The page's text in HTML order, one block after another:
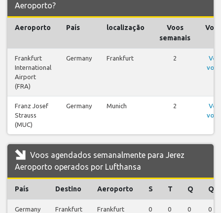
Aeroporto?
Aeroporto País localização
Voos
semanais
Frankfurt
International
Airport
(FRA)
Germany Frankfurt 2
Ver
voos
Franz Josef
Strauss
(MUC)
Germany Munich 2
Ver
voos
Voos agendados semanalmente para Jerez
Aeroporto operados por Lufthansa
País Destino Aeroporto S T Q Q
Germany Frankfurt
Frankfurt
0 0 0 0